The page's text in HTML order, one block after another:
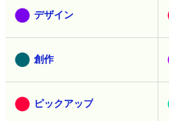
デザイン
創作
ピックアップ